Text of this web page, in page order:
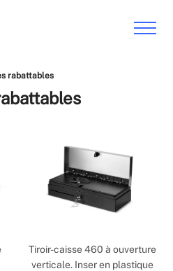
rabattables
Tiroir-caisse 460 à ouverture
verticale. Inser en plastique